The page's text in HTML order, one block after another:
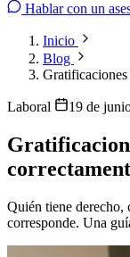
Hablar con un
Inicio
Blog
Laboral 19 de
Quién tiene derecho,
corresponde. Una